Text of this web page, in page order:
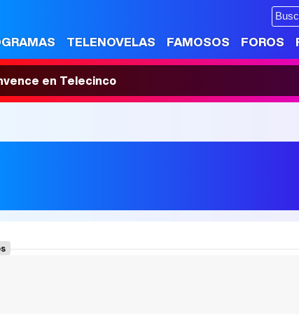
TELENOVELAS FAMOSOS FOROS
en Telecinco